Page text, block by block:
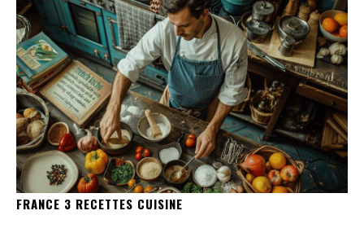
FRANCE 3 RECETTES CUISINE